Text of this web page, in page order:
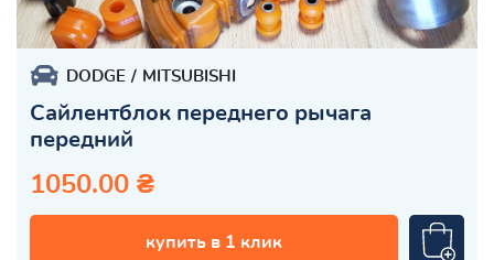
DODGE MITSUBISHI
Сайлентблок переднего рычага
передний
1050.00 ₴
купить в 1 клик